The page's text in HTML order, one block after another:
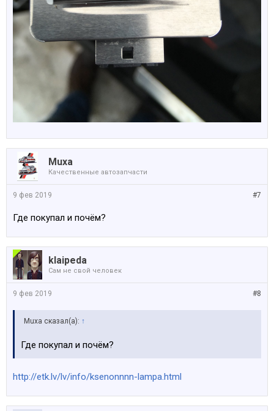
Muxa
Качественные автозапчасти
#7
9 фев 2019
Где покупал и почём?
klaipeda
Сам не свой человек
#8
9 фев 2019
Muxa сказал(а): ↑
Где покупал и почём?
http://etk.lv/lv/info/ksenonnnn-lampa.html